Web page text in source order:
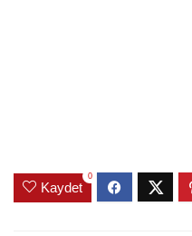
Kaydet
0